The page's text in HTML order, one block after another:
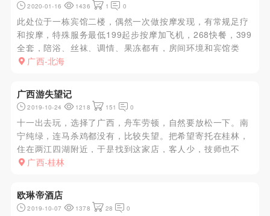
2020-01-16 1436 1 0
此处位于一栋宾馆二楼，偶然一次做按摩发现，有常规足疗
和按摩，特殊服务最低199起步按摩加飞机，268快餐，399
全套，陪浴、丝袜、调情、果冻都有，房间环境和宾馆类
似，独立洗浴，小姐会帮忙洗澡，服务态度很好，一般不过
度很高，19年...
广西-北海
广西游失望记
2019-10-24 1218 151 0
十一出去玩，选择了广西，舟车劳顿，自然要放松一下。南
宁纯绿，连马杀鸡都没有，比较失望。把希望寄托在桂林，
住在两江四湖附近，于是找到这家店，客人少，技师也不
多，刚开始正常按，后来加了200给推出来，纯泻火释放而
不景气呢。
广西-桂林
欧琳帝酒店
2019-10-07 1378 28 0